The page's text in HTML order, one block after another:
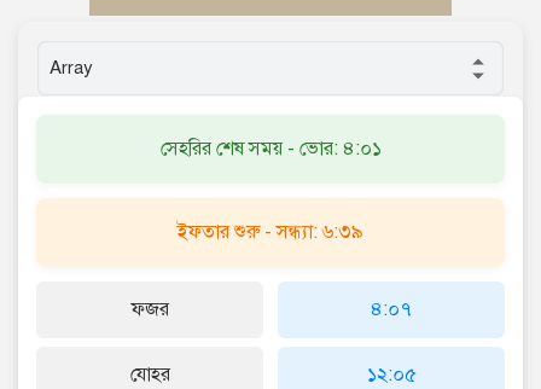
সেহরির শেষ সময় - ভোর: ৪:০১
ইফতার শুরু - সন্ধ্যা: ৬:৩৯
ফজর
যোহর
৪:০৭
১২:০৫